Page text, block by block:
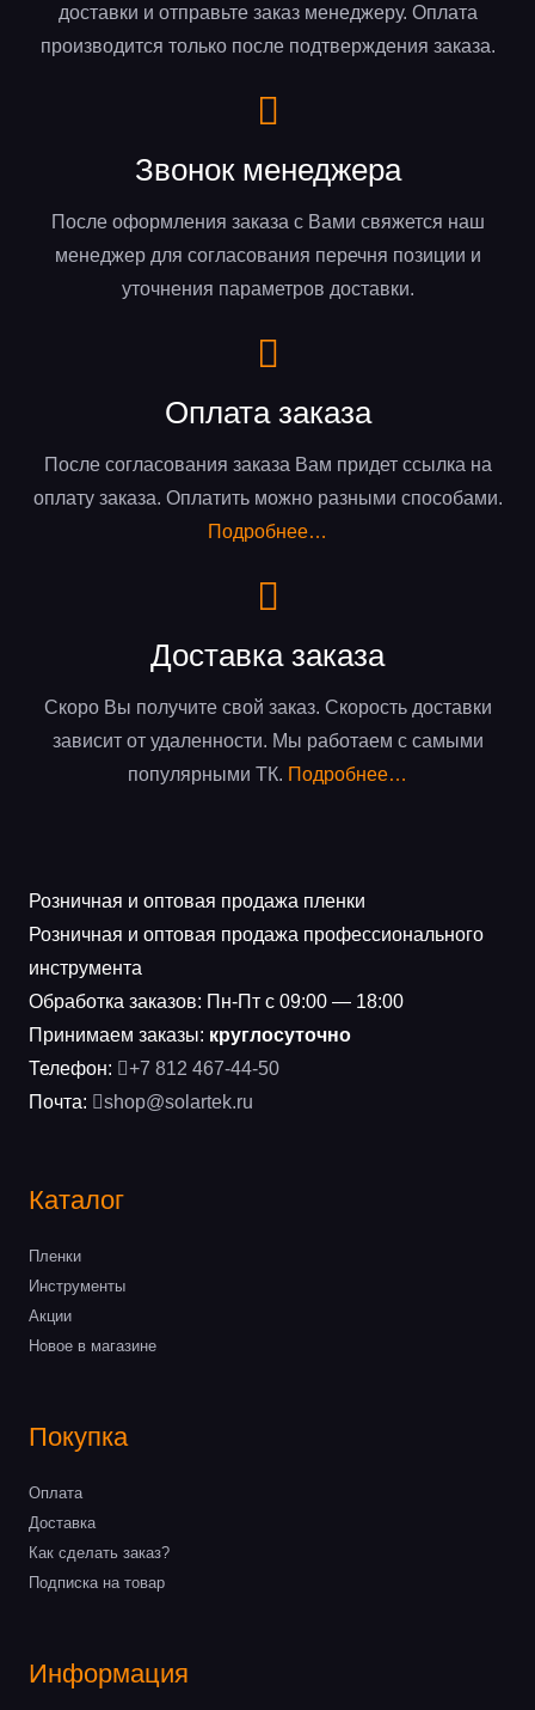
доставки и отправьте заказ менеджеру. Оплата
производится только после подтверждения заказа.
Звонок менеджера
После оформления заказа с Вами свяжется наш
менеджер для согласования перечня позиции и
уточнения параметров доставки.
Оплата заказа
После согласования заказа Вам придет ссылка на
оплату заказа. Оплатить можно разными способами.
Подробнее…
Доставка заказа
Скоро Вы получите свой заказ. Скорость доставки
зависит от удаленности. Мы работаем с самыми
популярными ТК. Подробнее…
Розничная и оптовая продажа пленки
Розничная и оптовая продажа профессионального
инструмента
Обработка заказов: Пн-Пт с 09:00 — 18:00
Принимаем заказы: круглосуточно
Телефон:
+7 812 467-44-50
Почта:
shop@solartek.ru
Каталог
Пленки
Инструменты
Акции
Новое в магазине
Покупка
Оплата
Доставка
Как сделать заказ?
Подписка на товар
Информация